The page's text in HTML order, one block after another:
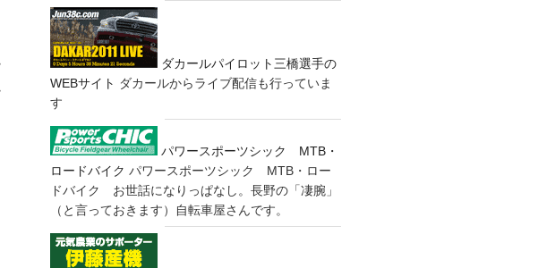
ダカールパイロット三橋選手の
WEBサイト ダカールからライブ配信も行っていま
す
パワースポーツシック MTB・
ロードバイク パワースポーツシック MTB・ロー
ドバイク お世話になりっぱなし。長野の「凄腕」
（と言っておきます）自転車屋さんです。